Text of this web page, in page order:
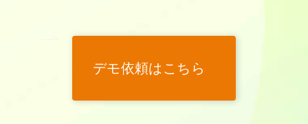
デモ依頼はこちら